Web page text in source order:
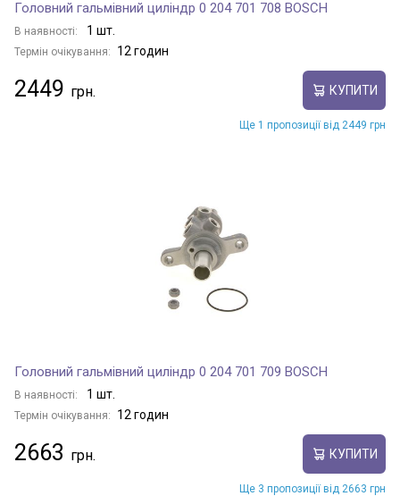
Головний гальмівний циліндр 0 204 701 708 BOSCH
В наявності: 1 шт.
Термін очікування: 12 годин
2449 КУПИТИ
Ще 1 пропозиції від 2449 грн
Головний гальмівний циліндр 0 204 701 709 BOSCH
В наявності: 1 шт.
Термін очікування: 12 годин
2663 КУПИТИ
Ще 3 пропозиції від 2663 грн